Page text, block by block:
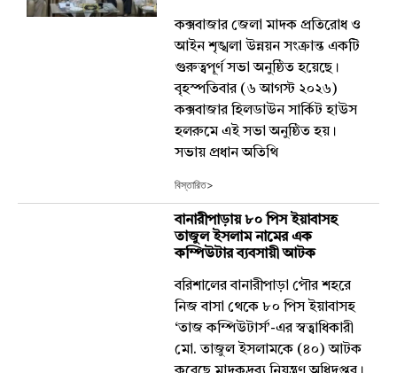
কক্সবাজার জেলা মাদক প্রতিরোধ ও
আইন শৃঙ্খলা উন্নয়ন সংক্রান্ত একটি
গুরুত্বপূর্ণ সভা অনুষ্ঠিত হয়েছে।
বৃহস্পতিবার (৬ আগস্ট ২০২৬)
কক্সবাজার হিলডাউন সার্কিট হাউস
হলরুমে এই সভা অনুষ্ঠিত হয়।
সভায় প্রধান অতিথি
বিস্তারিত>
বানারীপাড়ায় ৮০ পিস ইয়াবাসহ
তাজুল ইসলাম নামের এক
কম্পিউটার ব্যবসায়ী আটক
​বরিশালের বানারীপাড়া পৌর শহরে
নিজ বাসা থেকে ৮০ পিস ইয়াবাসহ
‘তাজ কম্পিউটার্স’-এর স্বত্বাধিকারী
মো. তাজুল ইসলামকে (৪০) আটক